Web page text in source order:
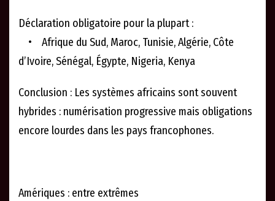
Déclaration obligatoire pour la plupart :
• Afrique du Sud, Maroc, Tunisie, Algérie, Côte
d’Ivoire, Sénégal, Égypte, Nigeria, Kenya
Conclusion : Les systèmes africains sont souvent
hybrides : numérisation progressive mais obligations
encore lourdes dans les pays francophones.
Amériques : entre extrêmes